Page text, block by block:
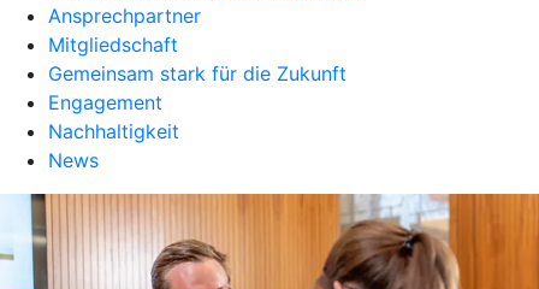
Ansprechpartner
Mitgliedschaft
Gemeinsam stark für die Zukunft
Engagement
Nachhaltigkeit
News